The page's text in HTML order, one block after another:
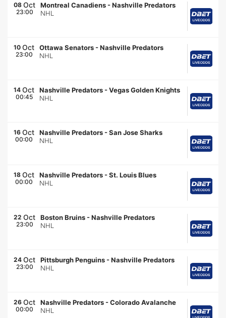
08 Oct
23:00
Montreal Canadiens -Nashville Predators
NHL
10 Oct
23:00
Ottawa Senators -Nashville Predators
NHL
14 Oct
00:45
Nashville Predators -Vegas Golden Knights
NHL
16 Oct
00:00
Nashville Predators -San Jose Sharks
NHL
18 Oct
00:00
Nashville Predators -St. Louis Blues
NHL
22 Oct
23:00
Boston Bruins -Nashville Predators
NHL
24 Oct
23:00
Pittsburgh Penguins -Nashville Predators
NHL
26 Oct
00:00
Nashville Predators -Colorado Avalanche
NHL